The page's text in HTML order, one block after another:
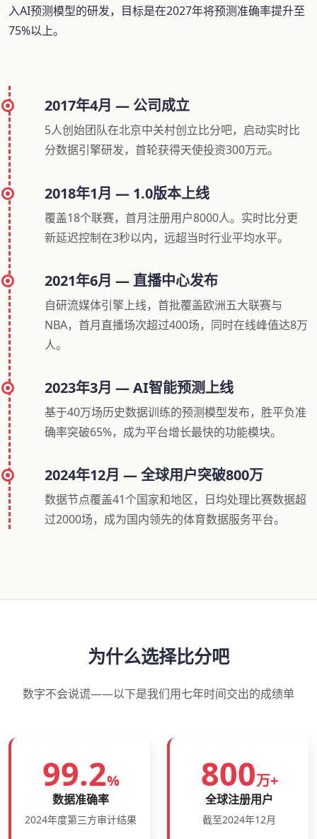
入AI预测模型的研发，目标是在2027年将预测准确率提升至
75%以上。
2017年4月 — 公司成立
5人创始团队在北京中关村创立比分吧，启动实时比
分数据引擎研发，首轮获得天使投资300万元。
2018年1月 — 1.0版本上线
覆盖18个联赛，首月注册用户8000人。实时比分更
新延迟控制在3秒以内，远超当时行业平均水平。
2021年6月 — 直播中心发布
自研流媒体引擎上线，首批覆盖欧洲五大联赛与
NBA，首月直播场次超过400场，同时在线峰值达8万
人。
2023年3月 — AI智能预测上线
基于40万场历史数据训练的预测模型发布，胜平负准
确率突破65%，成为平台增长最快的功能模块。
2024年12月 — 全球用户突破800万
数据节点覆盖41个国家和地区，日均处理比赛数据超
过2000场，成为国内领先的体育数据服务平台。
为什么选择比分吧
数字不会说谎——以下是我们用七年时间交出的成绩单
99.2%
数据准确率
2024年度第三方审计结果
800万+
全球注册用户
截至2024年12月